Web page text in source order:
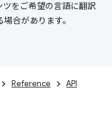
をご希望の言語に翻訳
合があります。
Reference API